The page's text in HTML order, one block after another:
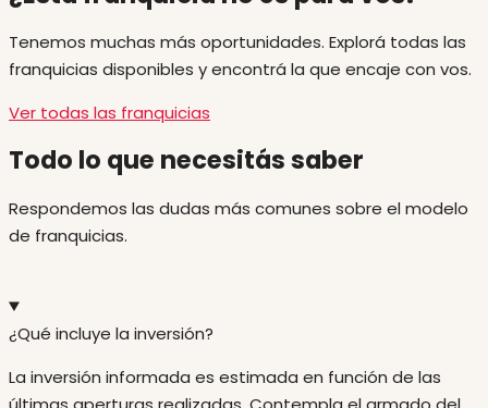
Tenemos muchas más oportunidades. Explorá todas las
franquicias disponibles y encontrá la que encaje con vos.
Ver todas las franquicias
Todo lo que necesitás saber
Respondemos las dudas más comunes sobre el modelo
de franquicias.
¿Qué incluye la inversión?
La inversión informada es estimada en función de las